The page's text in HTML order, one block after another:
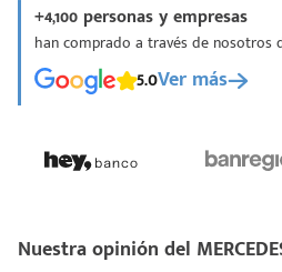
Nuestra opinión del
+4,100 personas y empresas
han comprado a través de nosotros
5.0Ver más